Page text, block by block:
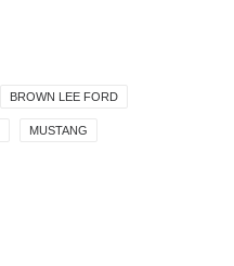
BROWN LEE FORD
MUSTANG